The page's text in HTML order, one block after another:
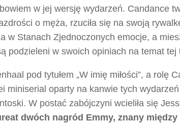
w jej wersję wydarzeń. Candance
o męża, rzuciła się na swoją
w Stanach Zjednoczonych emocje, a
podzieleni w swoich opiniach na temat tej
pod tytułem „W imię miłości”, a rolę
miniserial oparty na kanwie tych
W postać zabójczyni wcieliła się
dwóch nagród Emmy, znany